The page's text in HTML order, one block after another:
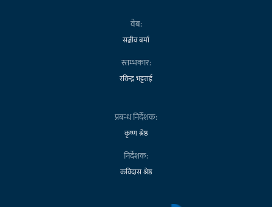
वेब:
सञ्जीव बर्मा
स्तम्भकार:
रविन्द्र भट्टराई
प्रबन्ध निर्देशक:
कृष्ण श्रेष्ठ
निर्देशक:
कविदास श्रेष्ठ